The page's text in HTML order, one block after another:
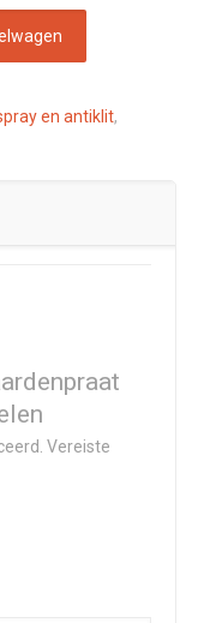
en antiklit,
Vereiste